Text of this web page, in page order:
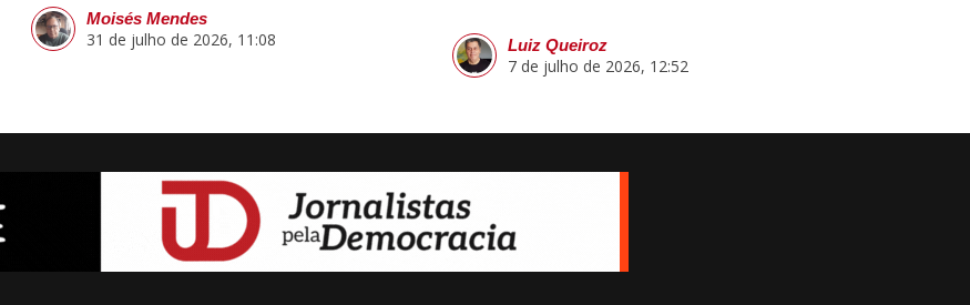
Moisés Mendes
31 de julho de 2026, 11:08 Luiz Queiroz
7 de julho de 2026, 12:52